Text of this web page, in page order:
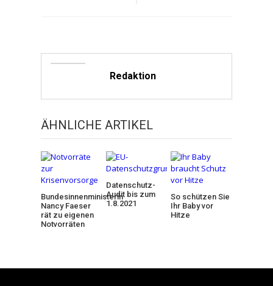
Redaktion
ÄHNLICHE ARTIKEL
Bundesinnenministerin
Nancy Faeser
rät zu eigenen
Notvorräten
Datenschutz-
Audit bis zum
1.8.2021
So schützen Sie
Ihr Baby vor
Hitze